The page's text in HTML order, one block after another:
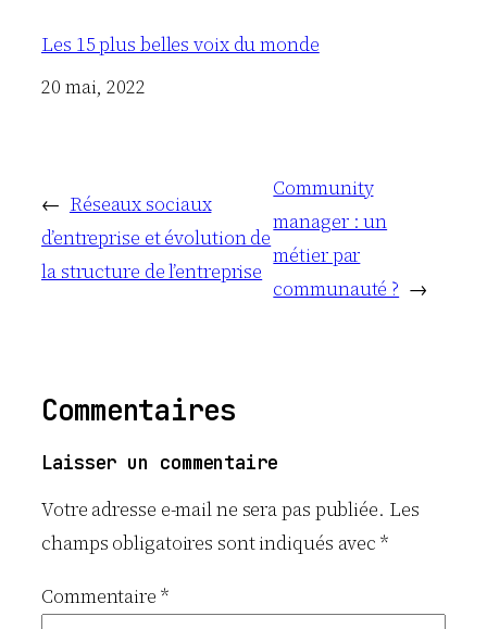
Les 15 plus belles voix du monde
Date
20 mai, 2022
← Réseaux sociaux
d’entreprise et évolution de
la structure de l’entreprise
Community
manager : un
métier par
communauté ? →
Commentaires
Laisser un commentaire
Votre adresse e-mail ne sera pas publiée. Les
champs obligatoires sont indiqués avec*
Commentaire *